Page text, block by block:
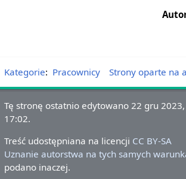
Kategorie: Pracownicy Strony oparte na
Tę stronę ostatnio edytowano 22 gru 2023,
17:02.
Treść udostępniana na licencji CC BY-SA
Uznanie autorstwa na tych samych
podano inaczej.